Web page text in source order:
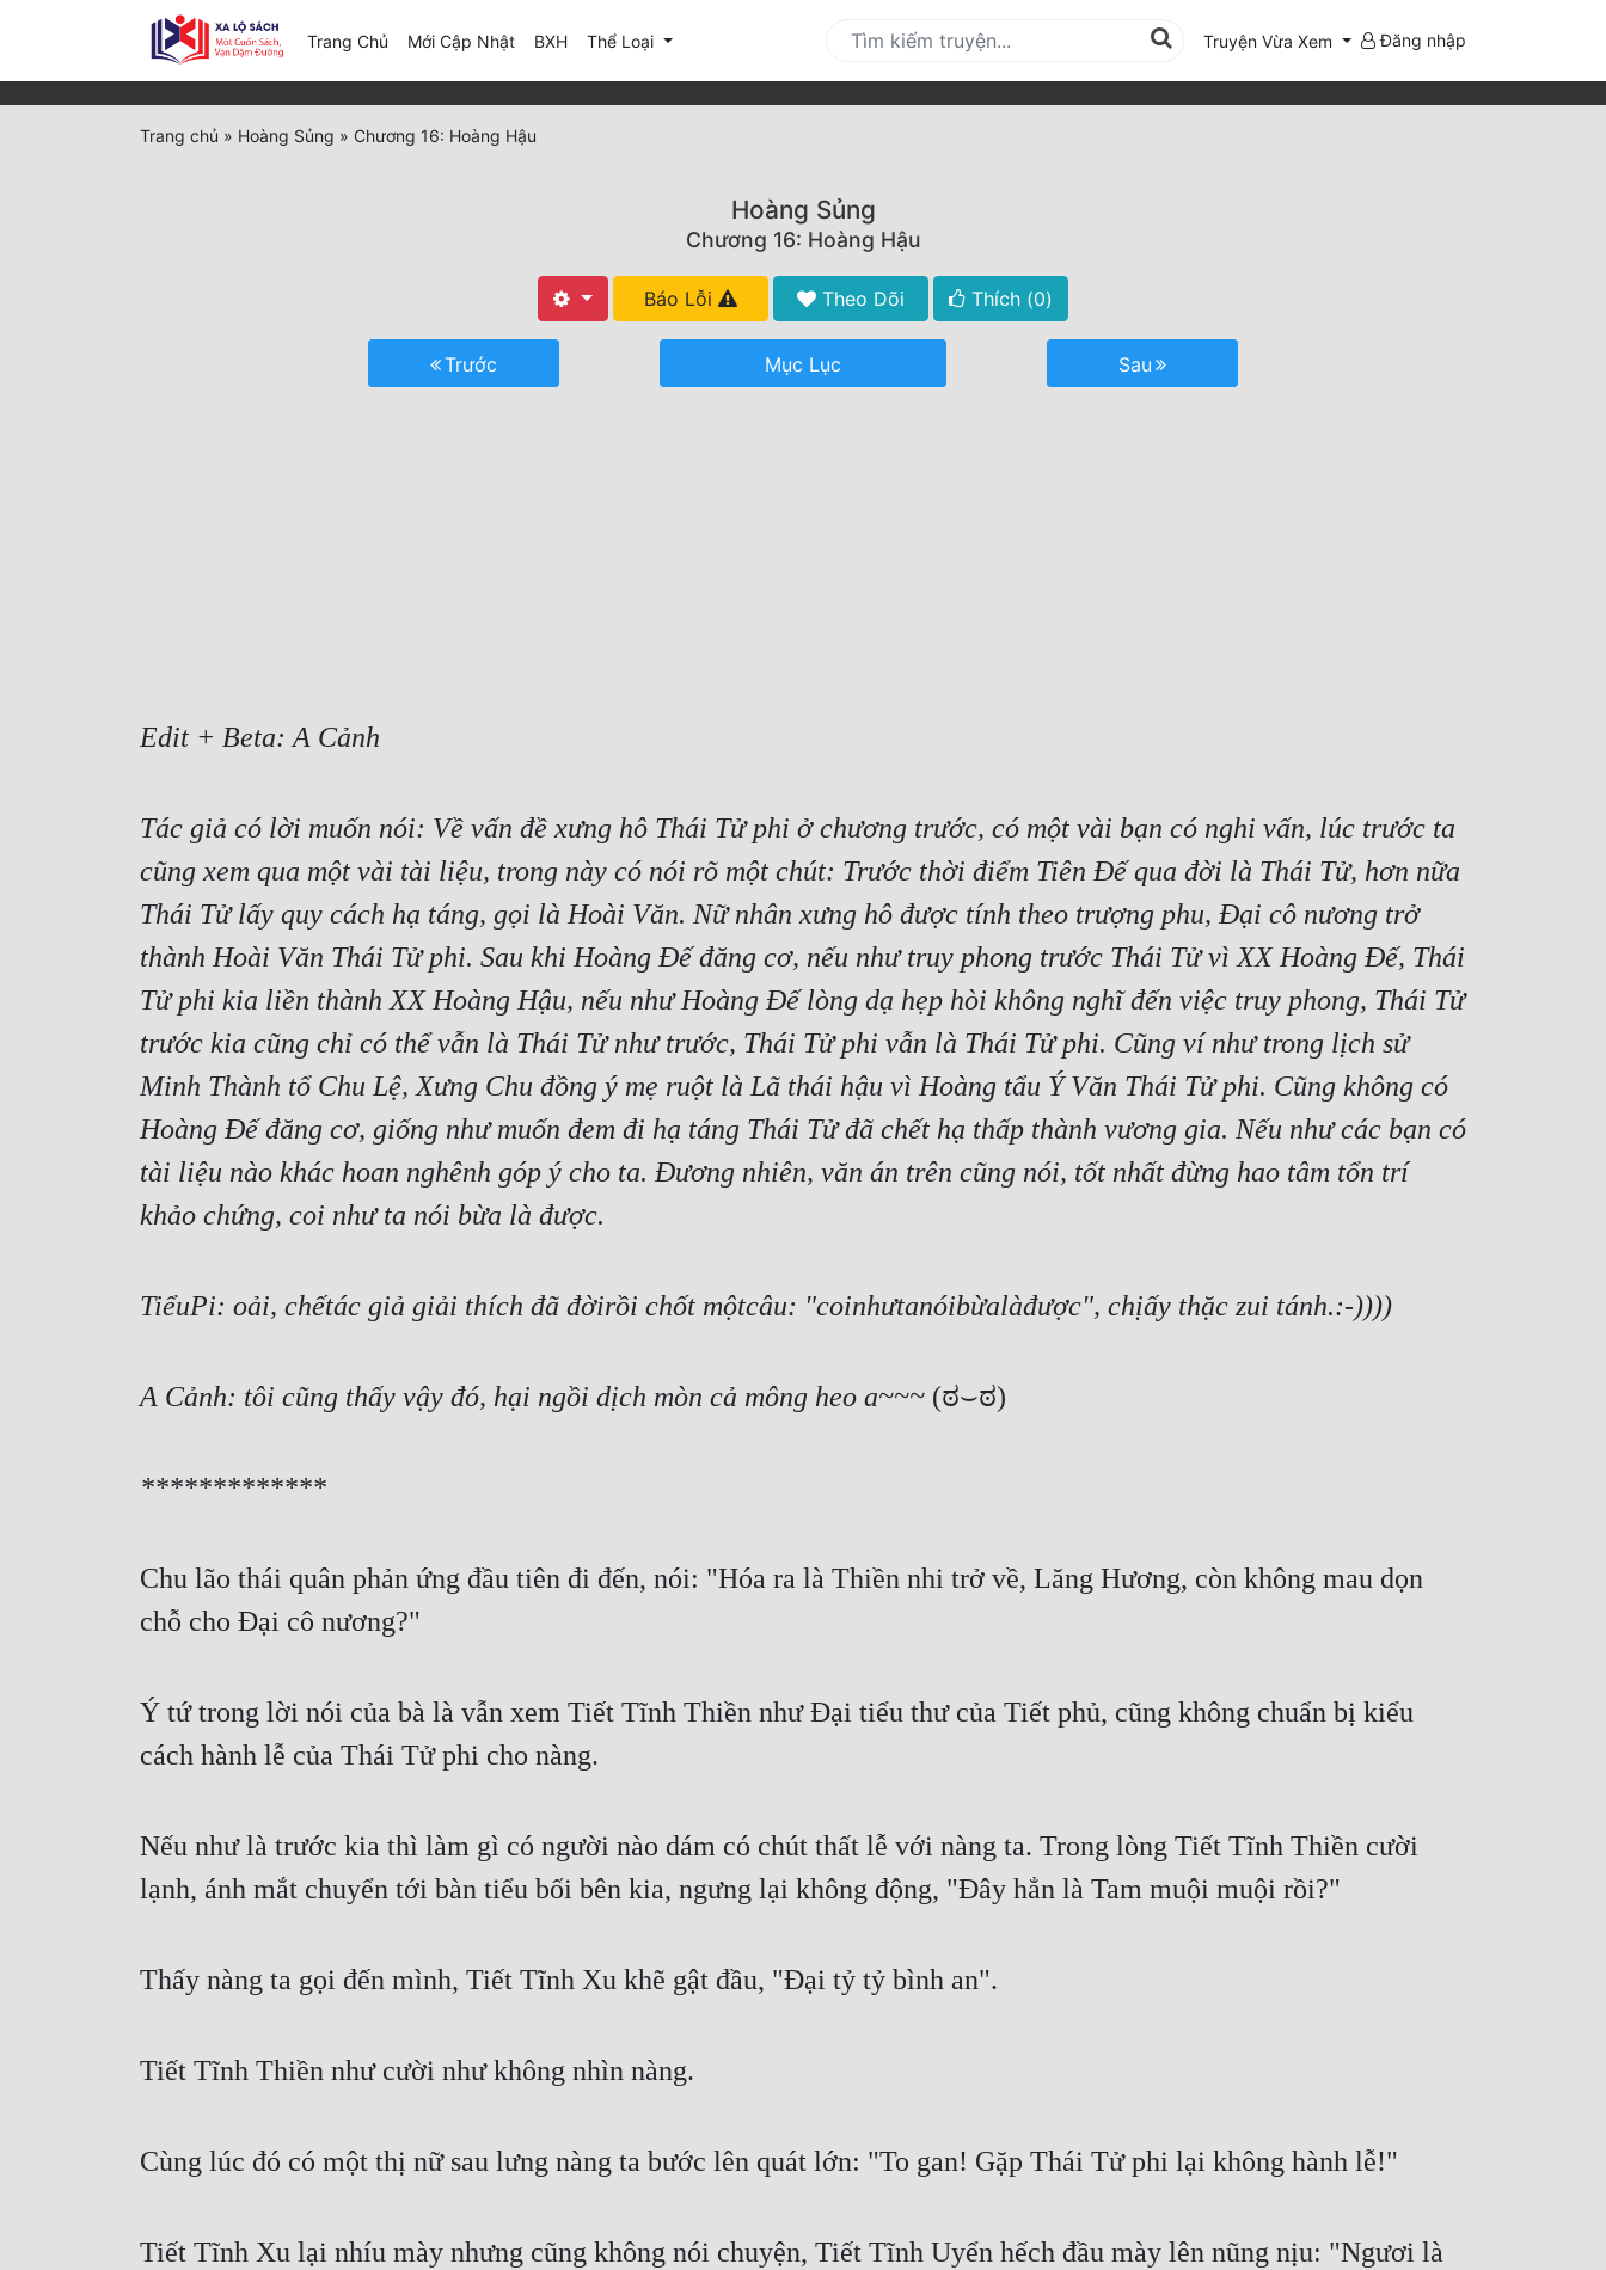
Trang Chủ Mới Cập Nhật(current)
BXH Thể Loại Truyện Vừa Xem Đăng nhập
Trang chủ » Hoàng Sủng » Chương 16: Hoàng Hậu
Hoàng Sủng
Chương 16: Hoàng Hậu
Báo Lỗi Theo Dõi Thích (0)
Trước Mục Lục Sau
Edit + Beta: A Cảnh
Tác giả có lời muốn nói: Về vấn đề xưng hô Thái Tử phi ở chương trước, có một vài bạn có nghi vấn, lúc trước ta
cũng xem qua một vài tài liệu, trong này có nói rõ một chút: Trước thời điểm Tiên Đế qua đời là Thái Tử, hơn nữa
Thái Tử lấy quy cách hạ táng, gọi là Hoài Văn. Nữ nhân xưng hô được tính theo trượng phu, Đại cô nương trở
thành Hoài Văn Thái Tử phi. Sau khi Hoàng Đế đăng cơ, nếu như truy phong trước Thái Tử vì XX Hoàng Đế, Thái
Tử phi kia liền thành XX Hoàng Hậu, nếu như Hoàng Đế lòng dạ hẹp hòi không nghĩ đến việc truy phong, Thái Tử
trước kia cũng chỉ có thể vẫn là Thái Tử như trước, Thái Tử phi vẫn là Thái Tử phi. Cũng ví như trong lịch sử
Minh Thành tổ Chu Lệ, Xưng Chu đồng ý mẹ ruột là Lã thái hậu vì Hoàng tẩu Ý Văn Thái Tử phi. Cũng không có
Hoàng Đế đăng cơ, giống như muốn đem đi hạ táng Thái Tử đã chết hạ thấp thành vương gia. Nếu như các bạn có
tài liệu nào khác hoan nghênh góp ý cho ta. Đương nhiên, văn án trên cũng nói, tốt nhất đừng hao tâm tổn trí
khảo chứng, coi như ta nói bừa là được.
TiểuPi: oải, chếtác giả giải thích đã đờirồi chốt mộtcâu: "coinhưtanóibừalàđược", chịấy thặc zui tánh.:-))))
A Cảnh: tôi cũng thấy vậy đó, hại ngồi dịch mòn cả mông heo a~~~ (ಠ⌣ಠ)
*************
Chu lão thái quân phản ứng đầu tiên đi đến, nói: "Hóa ra là Thiền nhi trở về, Lăng Hương, còn không mau dọn
chỗ cho Đại cô nương?"
Ý tứ trong lời nói của bà là vẫn xem Tiết Tĩnh Thiền như Đại tiểu thư của Tiết phủ, cũng không chuẩn bị kiểu
cách hành lễ của Thái Tử phi cho nàng.
Nếu như là trước kia thì làm gì có người nào dám có chút thất lễ với nàng ta. Trong lòng Tiết Tĩnh Thiền cười
lạnh, ánh mắt chuyển tới bàn tiểu bối bên kia, ngưng lại không động, "Đây hẳn là Tam muội muội rồi?"
Thấy nàng ta gọi đến mình, Tiết Tĩnh Xu khẽ gật đầu, "Đại tỷ tỷ bình an".
Tiết Tĩnh Thiền như cười như không nhìn nàng.
Cùng lúc đó có một thị nữ sau lưng nàng ta bước lên quát lớn: "To gan! Gặp Thái Tử phi lại không hành lễ!"
Tiết Tĩnh Xu lại nhíu mày nhưng cũng không nói chuyện, Tiết Tĩnh Uyển hếch đầu mày lên nũng nịu: "Ngươi là